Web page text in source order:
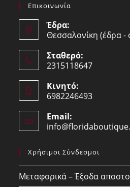
Επικοινωνία
Έδρα:
Θεσσαλονίκη (έδρα -
Σταθερό:
2315118647
in
your
application
Κινητό:
6982246493
in
your
Email:
Χρήσιμοι Σύνδεσμοι
Μεταφορικά – Έξοδα